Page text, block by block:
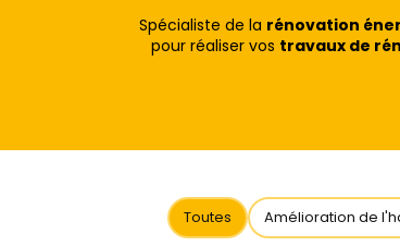
Spécialiste de la rénovation
pour réaliser vos travaux de
Toutes Amélioration de